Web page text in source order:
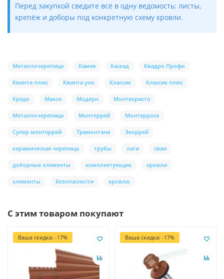
Перед закупкой сведите всё в одну ведомость: листы,
крепёж и доборы под конкретную схему кровли.
Металлочерепица Камея Каскад Квадро Профи
Квинта плюс Квинта уно Классик Классик плюс
Кредо Макси Модерн Монтекристо
Металлочерепица Монтеррей Монтерроса
Супер монтеррей Трамонтана Экоррей
керамическая черепица трубы лаги сваи
доборные элементы комплектующие кровли
элементы безопасности кровли.
С этим товаром покупают
Ваша скидка: -17% Ваша скидка: -17%